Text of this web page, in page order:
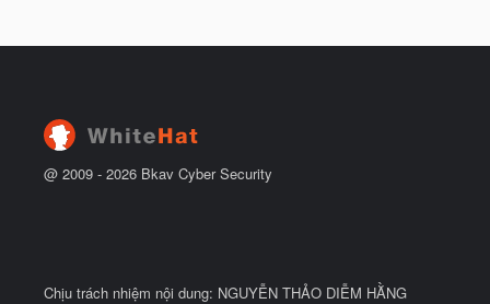
@ 2009 - 2026 Bkav Cyber Security
Chịu trách nhiệm nội dung: NGUYỄN THẢO DIỄM HẰNG